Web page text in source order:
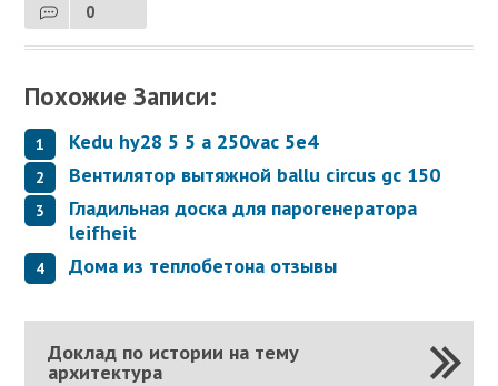
0
Похожие Записи:
Kedu hy28 5 5 а 250vac 5e4
Вентилятор вытяжной ballu circus gc 150
Гладильная доска для парогенератора
leifheit
Дома из теплобетона отзывы
Доклад по истории на тему
архитектура